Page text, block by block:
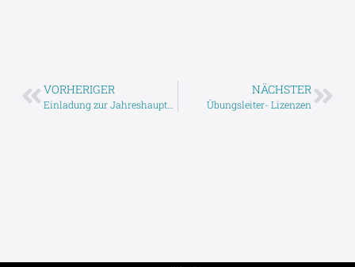
VORHERIGER NÄCHSTER
Übungsleiter- Lizenzen